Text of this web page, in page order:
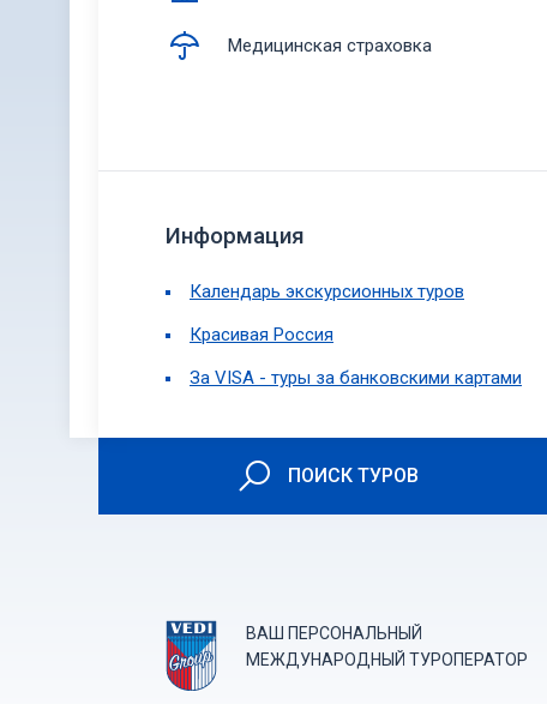
Медицинская страховка
Информация
Календарь экскурсионных туров
Красивая Россия
За VISA - туры за банковскими картами
ПОИСК ТУРОВ
ВАШ ПЕРСОНАЛЬНЫЙ
МЕЖДУНАРОДНЫЙ ТУРОПЕРАТОР